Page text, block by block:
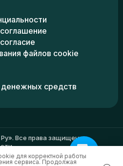
файлов cookie
денежных средств
Все права защищены.
для корректной работы
сервиса. Продолжая